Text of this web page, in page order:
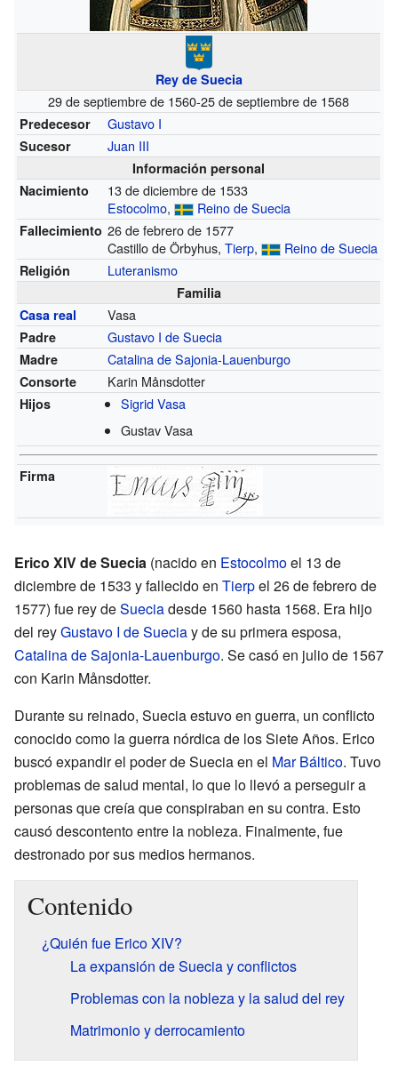
Rey de Suecia
29 de septiembre de 1560-25 de septiembre de 1568
Predecesor Gustavo I
Sucesor Juan III
Información personal
Nacimiento
13 de diciembre de 1533
Estocolmo, Reino de Suecia
Fallecimiento 26 de febrero de 1577
Castillo de Örbyhus,Tierp, Reino de Suecia
Religión Luteranismo
Familia
Casa real
Vasa
Padre Gustavo I de Suecia
Madre Catalina de Sajonia-Lauenburgo
Consorte Karin Månsdotter
Hijos
Sigrid Vasa
Gustav Vasa
Firma
Erico XIV de Suecia (nacido en Estocolmoel 13 de
diciembre de 1533 y fallecido en Tierpel 26 de febrero de
1577) fue rey deSueciadesde 1560 hasta 1568. Era hijo
del reyGustavo I de Sueciay de su primera esposa,
Catalina de Sajonia-Lauenburgo. Se casó en julio de 1567
con Karin Månsdotter.
Durante su reinado, Suecia estuvo en guerra, un conflicto
conocido como la guerra nórdica de los Siete Años. Erico
buscó expandir el poder de Suecia en el Mar Báltico. Tuvo
problemas de salud mental, lo que lo llevó a perseguir a
personas que creía que conspiraban en su contra. Esto
causó descontento entre la nobleza. Finalmente, fue
destronado por sus medios hermanos.
Contenido
¿Quién fue Erico XIV?
La expansión de Suecia y conflictos
Problemas con la nobleza y la salud del rey
Matrimonio y derrocamiento